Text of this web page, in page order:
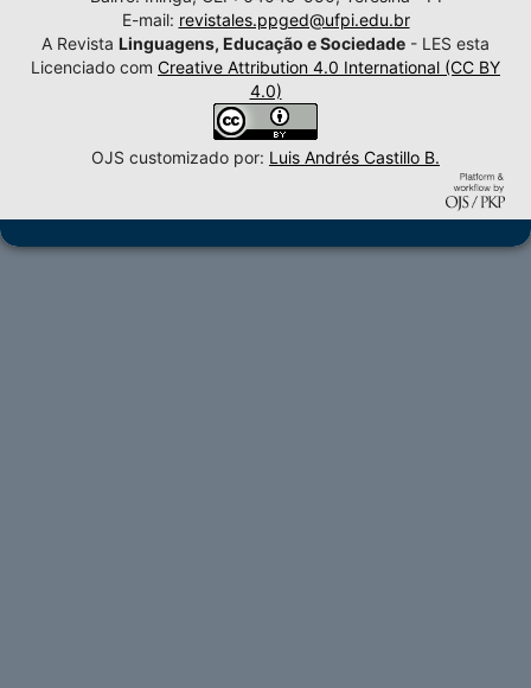
E-mail: revistales.ppged@ufpi.edu.br
A Revista Linguagens, Educação e Sociedade - LES esta
Licenciado com Creative Attribution 4.0 International (CC BY
4.0)
OJS customizado por: Luis Andrés Castillo B.